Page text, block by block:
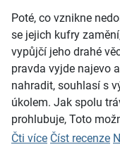
Poté, co vznikne
se jejich kufry
vypůjčí jeho drahé
pravda vyjde najevo
nahradit, souhlasí s
úkolem. Jak spolu
prohlubuje, Toto
Čti více Číst recenze